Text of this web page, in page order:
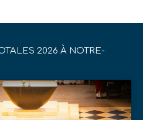
2026 À NOTRE-